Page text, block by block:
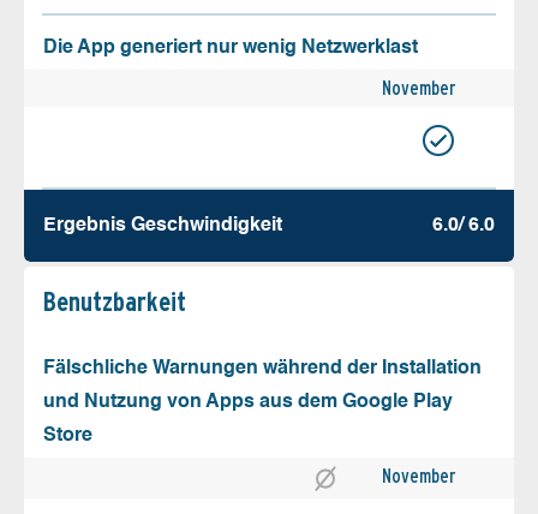
Die App generiert nur wenig Netzwerklast
November
Ergebnis Geschw­indigkeit 6.0/ 6.0
Benutz­barkeit
Fälschliche Warnungen während der Installation
und Nutzung von Apps aus dem Google Play
Store
November